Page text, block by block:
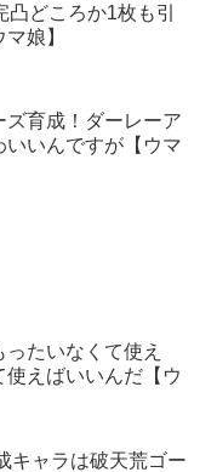
どころか1枚も引
娘】
ズ育成！ダーレーア
いいんですが【ウマ
たいなくて使え
使えばいいんだ【ウ
キャラは破天荒ゴー